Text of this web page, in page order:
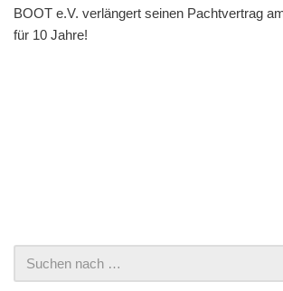
BOOT e.V. verlängert seinen Pachtvertrag
für 10 Jahre!